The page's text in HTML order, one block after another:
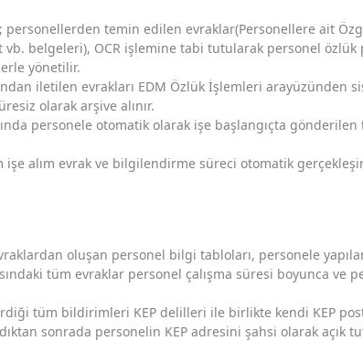
temin edilen evraklar(Personellere ait
belgeleri), OCR işlemine tabi tutularak personel
yönetilir.
iletilen evrakları EDM Özlük İşlemleri arayüzünden
olarak arşive alınır.
personele otomatik olarak işe başlangıçta
alım evrak ve bilgilendirme süreci otomatik
oluşan personel bilgi tabloları, personele
tüm evraklar personel çalışma süresi boyunca ve
tüm bildirimleri KEP delilleri ile birlikte kendi KEP
sonrada personelin KEP adresini şahsi olarak açık